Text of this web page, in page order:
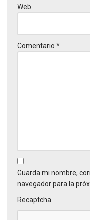
Web
Comentario *
Guarda mi nombre,
navegador para la
Recaptcha